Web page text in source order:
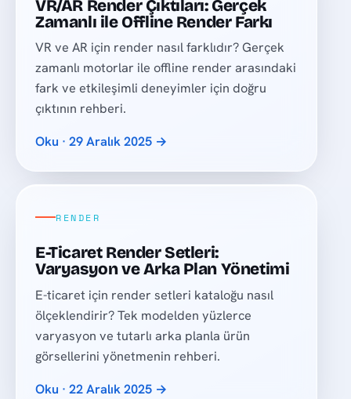
VR/AR Render Çıktıları: Gerçek
Zamanlı ile Offline Render Farkı
VR ve AR için render nasıl farklıdır? Gerçek
zamanlı motorlar ile offline render arasındaki
fark ve etkileşimli deneyimler için doğru
çıktının rehberi.
Oku · 29 Aralık 2025 →
RENDER
E-Ticaret Render Setleri:
Varyasyon ve Arka Plan Yönetimi
E-ticaret için render setleri kataloğu nasıl
ölçeklendirir? Tek modelden yüzlerce
varyasyon ve tutarlı arka planla ürün
görsellerini yönetmenin rehberi.
Oku · 22 Aralık 2025 →